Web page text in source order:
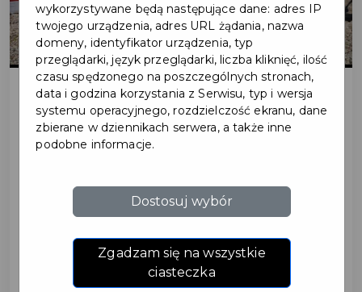
2022-03-16
PRUSZCZU GDAŃSKIM?
ROZLICZ TU PODATEK I
WEŹ UDZIAŁ W LOTERII
wykorzystywane będą następujące dane: adres IP
twojego urządzenia, adres URL żądania, nazwa
domeny, identyfikator urządzenia, typ
przeglądarki, język przeglądarki, liczba kliknięć, ilość
czasu spędzonego na poszczególnych stronach,
data i godzina korzystania z Serwisu, typ i wersja
systemu operacyjnego, rozdzielczość ekranu, dane
zbierane w dziennikach serwera, a także inne
podobne informacje.
Dostosuj wybór
Zgadzam się na wszystkie
ciasteczka